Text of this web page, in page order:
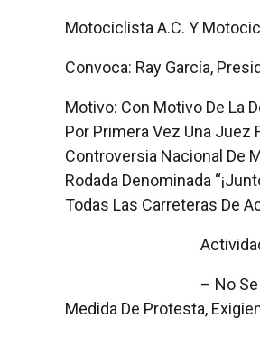
Motociclista A.C. Y
Convoca: Ray García,
Motivo: Con Motivo De La
Por Primera Vez Una Juez
Controversia Nacional De
Rodada Denominada
Todas Las Carreteras De
– No
Medida De Protesta,